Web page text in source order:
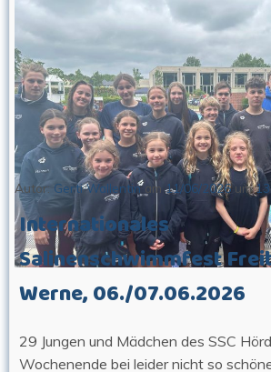
Autor: Gerti Wallentin am 11/06/2026 um
Internationales
Salinenschwimmfest
Werne, 06./07.06.2026
29 Jungen und Mädchen des SSC
Wochenende bei leider nicht so